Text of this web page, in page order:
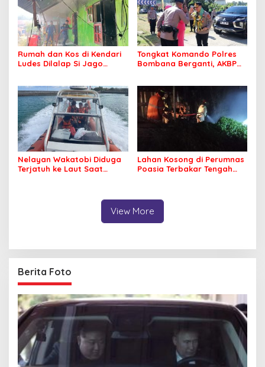
Rumah dan Kos di Kendari
Ludes Dilalap Si Jago
Tongkat Komando Polres
Bombana Berganti, AKBP
Nelayan Wakatobi Diduga
Terjatuh ke Laut Saat
Lahan Kosong di Perumnas
Poasia Terbakar Tengah
View More
Berita Foto